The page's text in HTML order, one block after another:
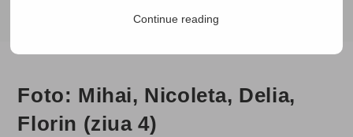
Foto: Mihai, Nicoleta, Delia,
Florin (ziua 4)
Continue reading